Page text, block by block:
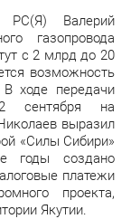
РС(Я) Валерий
газопровода
с 2 млрд до 20
возможность
ходе передачи
сентября на
выразил
«Силы Сибири»
годы создано
платежи
проекта,
Якутии.